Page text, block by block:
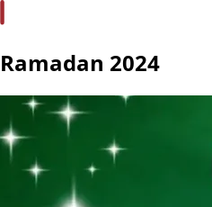
Ramadan 2024